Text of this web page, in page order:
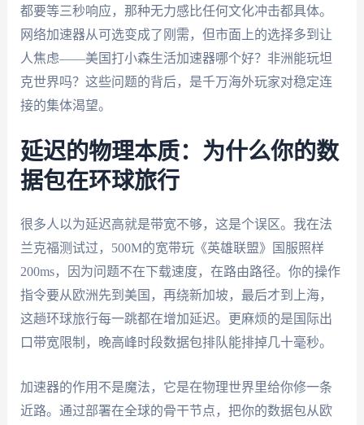
都要等三秒响应，那种无力感比任何文化冲击都具体。
网络加速器从可选变成了刚需，但市面上的选择多到让
人焦虑——美国打小森生活加速器哪个好？非洲能玩坦
克世界吗？这些问题的背后，是千万海外玩家对稳定连
接的集体渴望。
延迟的物理本质：为什么你的数
据包在环球旅行
很多人以为延迟高就是带宽不够，这是个误区。我在法
兰克福测试过，500M的宽带玩《英雄联盟》国服照样
200ms，因为问题不在下载速度，在路由路径。你的操作
指令要从欧洲先到美国，再绕新加坡，最后才到上海，
这趟环球旅行每一跳都在增加延迟。更麻烦的是国际出
口带宽限制，晚高峰时段数据包排队能排掉几十毫秒。
加速器的作用不是魔法，它是在物理世界里给你修一条
近路。通过部署在全球的骨干节点，把你的数据包从欧